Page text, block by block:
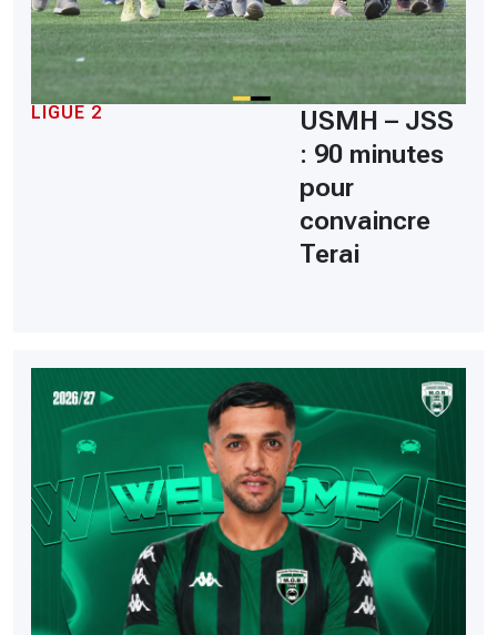
LIGUE 2
USMH – JSS
: 90 minutes
pour
convaincre
Terai